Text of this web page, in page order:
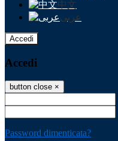
中文
عربى
Accedi
Accedi
button close ×
Password dimenticata?